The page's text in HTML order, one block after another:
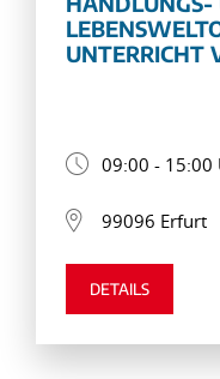
UNTERRICHT
09:00 - 15:00
99096 Erfurt
DETAILS